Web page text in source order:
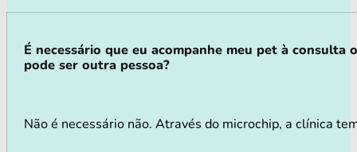
É necessário que eu acompanhe meu pet à consulta
pode ser outra pessoa?
Não é necessário não. Através do microchip, a clínica